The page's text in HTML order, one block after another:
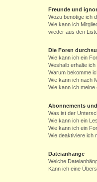
Freunde und
Wozu benötige ich
Wie kann ich
wieder aus den
Die Foren
Wie kann ich ein
Weshalb erhalte
Warum bekomme
Wie kann ich nach
Wie kann ich meine
Abonnements
Was ist der
Wie kann ich ein
Wie kann ich ein
Wie deaktiviere ich
Dateianhänge
Welche
Kann ich eine